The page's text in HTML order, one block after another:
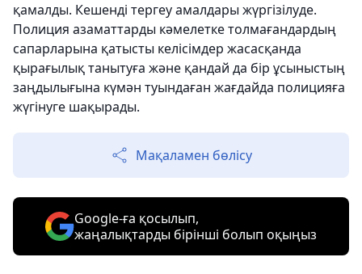
қамалды. Кешенді тергеу амалдары жүргізілуде.
Полиция азаматтарды кәмелетке толмағандардың
сапарларына қатысты келісімдер жасасқанда
қырағылық танытуға және қандай да бір ұсыныстың
заңдылығына күмән туындаған жағдайда полицияға
жүгінуге шақырады.
Мақаламен бөлісу
Google-ға қосылып,
жаңалықтарды бірінші болып оқыңыз